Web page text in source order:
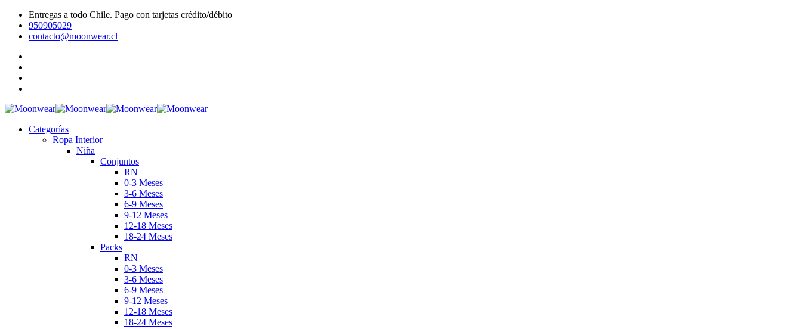
Entregas a todo Chile. Pago con tarjetas crédito/débito
950905029
contacto@moonwear.cl
Categorías
Ropa Interior
Niña
Conjuntos
RN
0-3 Meses
3-6 Meses
6-9 Meses
9-12 Meses
12-18 Meses
18-24 Meses
Packs
RN
0-3 Meses
3-6 Meses
6-9 Meses
9-12 Meses
12-18 Meses
18-24 Meses